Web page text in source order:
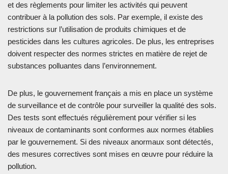
et des règlements pour limiter les activités qui peuvent
contribuer à la pollution des sols. Par exemple, il existe des
restrictions sur l’utilisation de produits chimiques et de
pesticides dans les cultures agricoles. De plus, les entreprises
doivent respecter des normes strictes en matière de rejet de
substances polluantes dans l’environnement.
De plus, le gouvernement français a mis en place un système
de surveillance et de contrôle pour surveiller la qualité des sols.
Des tests sont effectués régulièrement pour vérifier si les
niveaux de contaminants sont conformes aux normes établies
par le gouvernement. Si des niveaux anormaux sont détectés,
des mesures correctives sont mises en œuvre pour réduire la
pollution.